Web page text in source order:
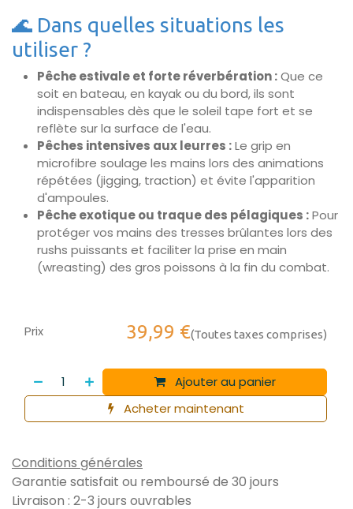
🌊 Dans quelles situations les
utiliser ?
Pêche estivale et forte réverbération :Que ce
soit en bateau, en kayak ou du bord, ils sont
indispensables dès que le soleil tape fort et se
reflète sur la surface de l'eau.
Pêches intensives aux leurres :Le grip en
microfibre soulage les mains lors des animations
répétées (jigging, traction) et évite l'apparition
d'ampoules.
Pêche exotique ou traque des pélagiques :Pour
protéger vos mains des tresses brûlantes lors des
rushs puissants et faciliter la prise en main
(wreasting) des gros poissons à la fin du combat.
Ajouter au panier
Acheter maintenant
Prix 39,99 €(Toutes taxes comprises)
Conditions générales
Garantie satisfait ou remboursé de 30 jours
Livraison : 2-3 jours ouvrables